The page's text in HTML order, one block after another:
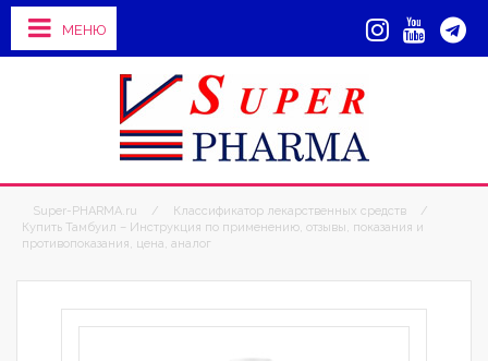
МЕНЮ
Super-PHARMA.ru / Классификатор лекарственных средств
/
Купить Тамбуил – Инструкция по применению, отзывы, показания и
противопоказания, цена, аналог